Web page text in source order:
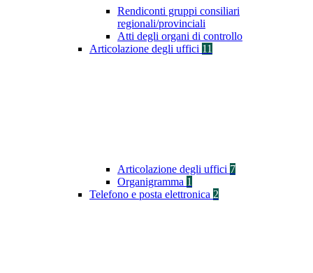
Rendiconti gruppi consiliari
regionali/provinciali
Atti degli organi di controllo
Articolazione degli uffici 11
Articolazione degli uffici 7
Organigramma 1
Telefono e posta elettronica 2